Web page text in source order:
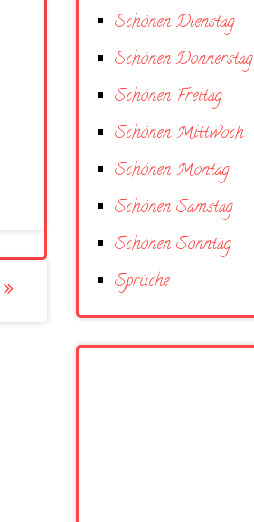
Schönen Dienstag
Schönen Donnerstag
Schönen Freitag
Schönen Mittwoch
Schönen Montag
Schönen Samstag
Schönen Sonntag
Sprüche